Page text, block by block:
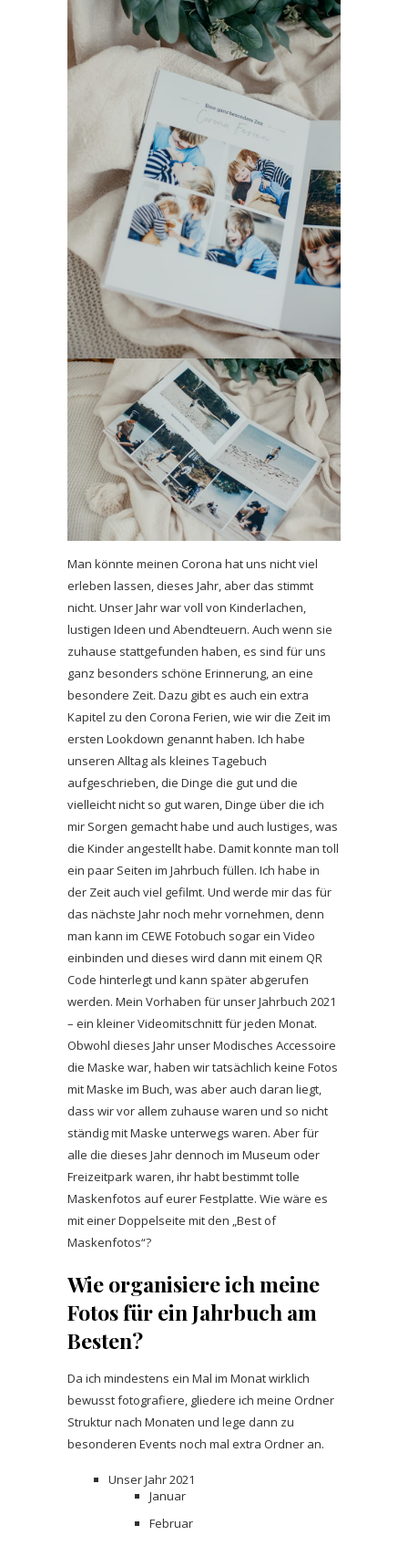
Man könnte meinen Corona hat uns nicht viel
erleben lassen, dieses Jahr, aber das stimmt
nicht. Unser Jahr war voll von Kinderlachen,
lustigen Ideen und Abendteuern. Auch wenn sie
zuhause stattgefunden haben, es sind für uns
ganz besonders schöne Erinnerung, an eine
besondere Zeit. Dazu gibt es auch ein extra
Kapitel zu den Corona Ferien, wie wir die Zeit im
ersten Lookdown genannt haben. Ich habe
unseren Alltag als kleines Tagebuch
aufgeschrieben, die Dinge die gut und die
vielleicht nicht so gut waren, Dinge über die ich
mir Sorgen gemacht habe und auch lustiges, was
die Kinder angestellt habe. Damit konnte man toll
ein paar Seiten im Jahrbuch füllen. Ich habe in
der Zeit auch viel gefilmt. Und werde mir das für
das nächste Jahr noch mehr vornehmen, denn
man kann im CEWE Fotobuch sogar ein Video
einbinden und dieses wird dann mit einem QR
Code hinterlegt und kann später abgerufen
werden. Mein Vorhaben für unser Jahrbuch 2021
– ein kleiner Videomitschnitt für jeden Monat.
Obwohl dieses Jahr unser Modisches Accessoire
die Maske war, haben wir tatsächlich keine Fotos
mit Maske im Buch, was aber auch daran liegt,
dass wir vor allem zuhause waren und so nicht
ständig mit Maske unterwegs waren. Aber für
alle die dieses Jahr dennoch im Museum oder
Freizeitpark waren, ihr habt bestimmt tolle
Maskenfotos auf eurer Festplatte. Wie wäre es
mit einer Doppelseite mit den „Best of
Maskenfotos“?
Wie organisiere ich meine
Fotos für ein Jahrbuch am
Besten?
Da ich mindestens ein Mal im Monat wirklich
bewusst fotografiere, gliedere ich meine Ordner
Struktur nach Monaten und lege dann zu
besonderen Events noch mal extra Ordner an.
Unser Jahr 2021
Januar
Februar